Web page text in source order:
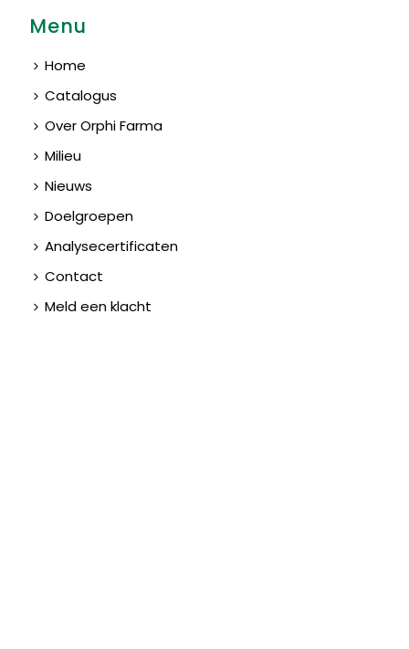
Menu
Home
Catalogus
Over Orphi Farma
Milieu
Nieuws
Doelgroepen
Analysecertificaten
Contact
Meld een klacht